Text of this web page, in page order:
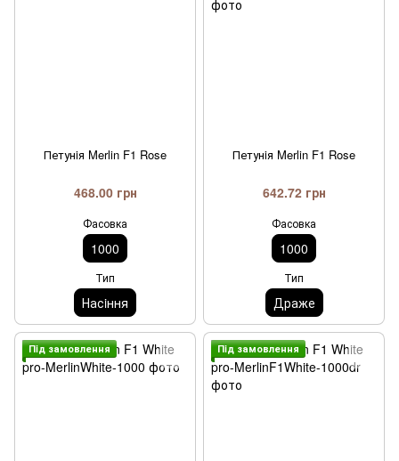
Петунiя Merlin F1 Rose
468.00 грн
Фасовка
1000
Тип
Насiння
Петунiя Merlin F1 Rose
642.72 грн
Фасовка
1000
Тип
Драже
Пiд замовлення Пiд замовлення